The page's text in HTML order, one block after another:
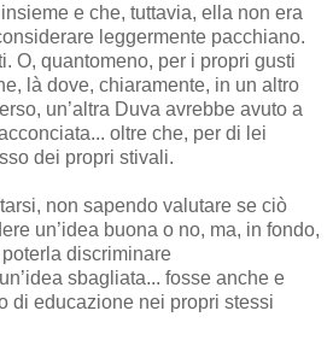
e che, tuttavia, ella non era
leggermente pacchiano.
O, quantomeno, per i propri gusti
là dove, chiaramente, in un altro
un’altra Duva avrebbe avuto a
oltre che, per di lei
dei propri stivali.
non sapendo valutare se ciò
un’idea buona o no, ma, in fondo,
discriminare
sbagliata... fosse anche e
di educazione nei propri stessi